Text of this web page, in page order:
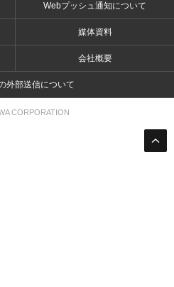
Webプッシュ通知について
媒体資料
会社概要
外部送信について
CORPORATION